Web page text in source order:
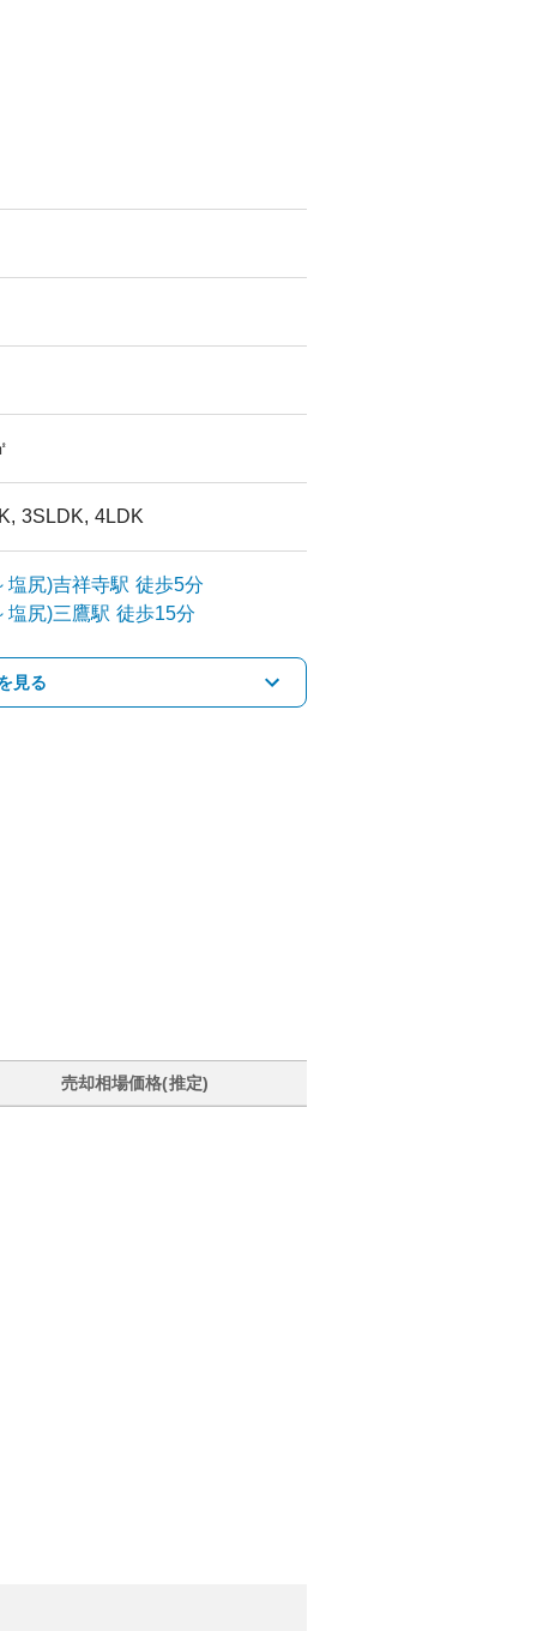
3SLDK, 4LDK
塩尻)吉祥寺駅 徒歩5分
塩尻)三鷹駅 徒歩15分
見る
売却相場価格(推定)